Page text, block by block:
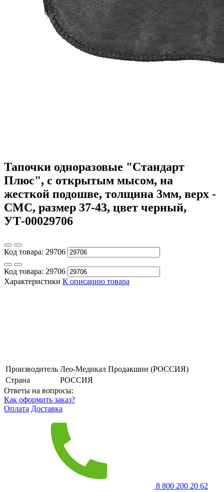
Тапочки одноразовые "Стандарт
Плюс", с открытым мысом, на
жесткой подошве, толщина 3мм, верх -
СМС, размер 37-43, цвет черный,
УТ-00029706
Код товара: 29706
Код товара: 29706
Характеристики К описанию товара
Производитель Лео-Медикал Продакшин (РОССИЯ)
Страна
РОССИЯ
Ответы на вопросы:
Как оформить заказ?
Оплата Доставка
8 800 200 20 62